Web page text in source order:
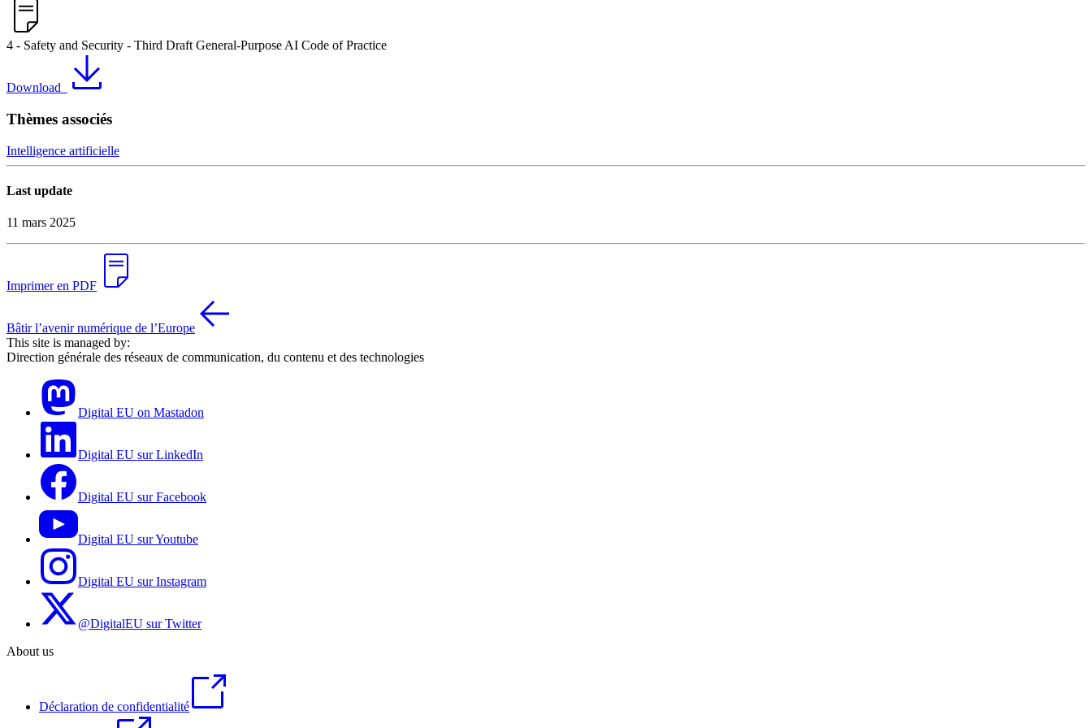
4 - Safety and Security - Third Draft General-Purpose AI Code of Practice
Download
Thèmes associés
Intelligence artificielle
Last update
11 mars 2025
Imprimer en PDF
Bâtir l’avenir numérique de l’Europe
This site is managed by:
Direction générale des réseaux de communication, du contenu et des technologies
Digital EU on Mastadon
Digital EU sur LinkedIn
Digital EU sur Facebook
Digital EU sur Youtube
Digital EU sur Instagram
@DigitalEU sur Twitter
About us
Déclaration de confidentialité